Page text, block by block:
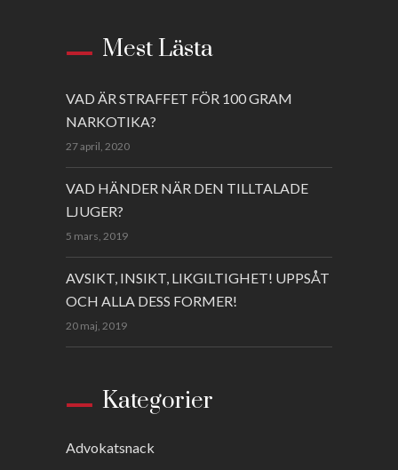
Mest Lästa
VAD ÄR STRAFFET FÖR 100 GRAM
NARKOTIKA?
27 april, 2020
VAD HÄNDER NÄR DEN TILLTALADE
LJUGER?
5 mars, 2019
AVSIKT, INSIKT, LIKGILTIGHET! UPPSÅT
OCH ALLA DESS FORMER!
20 maj, 2019
Kategorier
Advokatsnack